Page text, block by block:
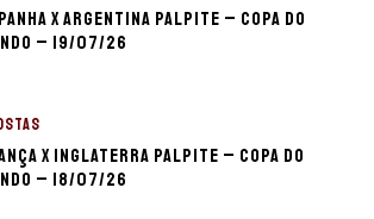
x Argentina palpite – Copa do
– 19/07/26
x Inglaterra palpite – Copa do
– 18/07/26